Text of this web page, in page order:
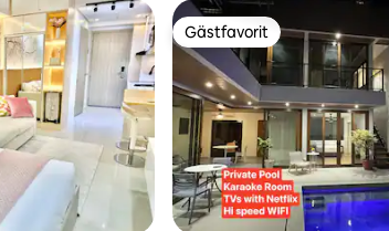
Gästfavorit
Gästfavorit